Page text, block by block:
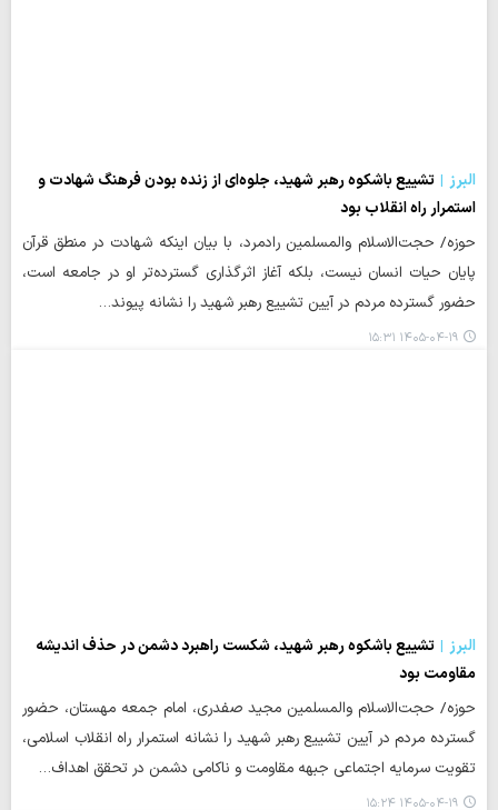
البرز
تشییع باشکوه رهبر شهید، جلوه‌ای از زنده بودن فرهنگ شهادت و
استمرار راه انقلاب بود
حوزه/ حجت‌الاسلام والمسلمین رادمرد، با بیان اینکه شهادت در منطق قرآن
پایان حیات انسان نیست، بلکه آغاز اثرگذاری گسترده‌تر او در جامعه است،
حضور گسترده مردم در آیین تشییع رهبر شهید را نشانه پیوند…
۱۴۰۵-۰۴-۱۹ ۱۵:۳۱
البرز
تشییع باشکوه رهبر شهید، شکست راهبرد دشمن در حذف اندیشه
مقاومت بود
حوزه/ حجت‌الاسلام والمسلمین مجید صفدری، امام جمعه مهستان، حضور
گسترده مردم در آیین تشییع رهبر شهید را نشانه استمرار راه انقلاب اسلامی،
تقویت سرمایه اجتماعی جبهه مقاومت و ناکامی دشمن در تحقق اهداف…
۱۴۰۵-۰۴-۱۹ ۱۵:۲۴